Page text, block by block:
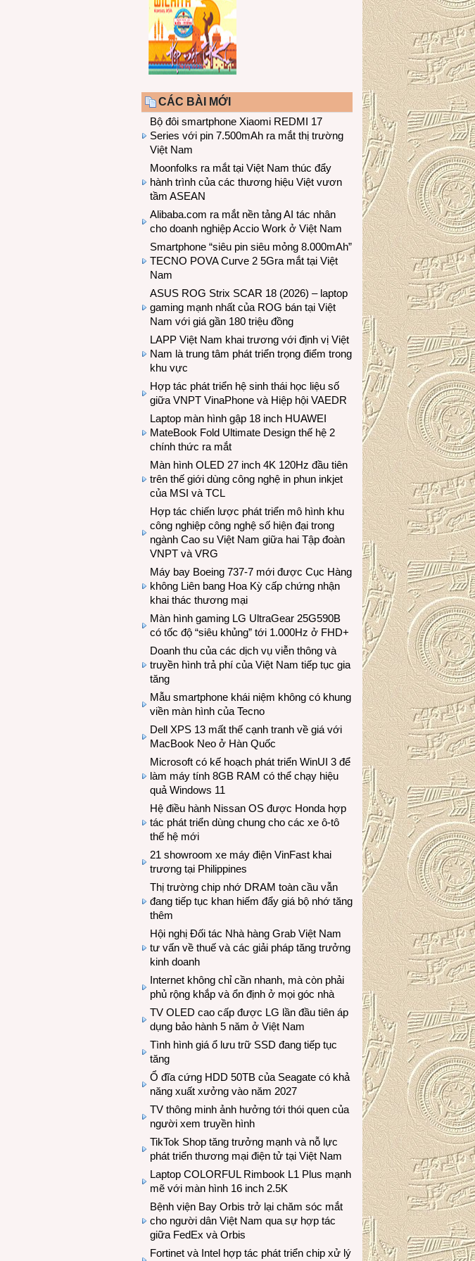
CÁC BÀI MỚI
Bộ đôi smartphone Xiaomi REDMI 17
Series với pin 7.500mAh ra mắt thị trường
Việt Nam
Moonfolks ra mắt tại Việt Nam thúc đẩy
hành trình của các thương hiệu Việt vươn
tầm ASEAN
Alibaba.com ra mắt nền tảng AI tác nhân
cho doanh nghiệp Accio Work ở Việt Nam
Smartphone “siêu pin siêu mỏng 8.000mAh”
TECNO POVA Curve 2 5Gra mắt tại Việt
Nam
ASUS ROG Strix SCAR 18 (2026) – laptop
gaming mạnh nhất của ROG bán tại Việt
Nam với giá gần 180 triệu đồng
LAPP Việt Nam khai trương với định vị Việt
Nam là trung tâm phát triển trọng điểm trong
khu vực
Hợp tác phát triển hệ sinh thái học liệu số
giữa VNPT VinaPhone và Hiệp hội VAEDR
Laptop màn hình gập 18 inch HUAWEI
MateBook Fold Ultimate Design thế hệ 2
chính thức ra mắt
Màn hình OLED 27 inch 4K 120Hz đầu tiên
trên thế giới dùng công nghệ in phun inkjet
của MSI và TCL
Hợp tác chiến lược phát triển mô hình khu
công nghiệp công nghệ số hiện đại trong
ngành Cao su Việt Nam giữa hai Tập đoàn
VNPT và VRG
Máy bay Boeing 737-7 mới được Cục Hàng
không Liên bang Hoa Kỳ cấp chứng nhận
khai thác thương mại
Màn hình gaming LG UltraGear 25G590B
có tốc độ “siêu khủng” tới 1.000Hz ở FHD+
Doanh thu của các dịch vụ viễn thông và
truyền hình trả phí của Việt Nam tiếp tục gia
tăng
Mẫu smartphone khái niệm không có khung
viền màn hình của Tecno
Dell XPS 13 mất thế cạnh tranh về giá với
MacBook Neo ở Hàn Quốc
Microsoft có kế hoạch phát triển WinUI 3 để
làm máy tính 8GB RAM có thể chạy hiệu
quả Windows 11
Hệ điều hành Nissan OS được Honda hợp
tác phát triển dùng chung cho các xe ô-tô
thế hệ mới
21 showroom xe máy điện VinFast khai
trương tại Philippines
Thị trường chip nhớ DRAM toàn cầu vẫn
đang tiếp tục khan hiếm đẩy giá bộ nhớ tăng
thêm
Hội nghị Đối tác Nhà hàng Grab Việt Nam
tư vấn về thuế và các giải pháp tăng trưởng
kinh doanh
Internet không chỉ cần nhanh, mà còn phải
phủ rộng khắp và ổn định ở mọi góc nhà
TV OLED cao cấp được LG lần đầu tiên áp
dụng bảo hành 5 năm ở Việt Nam
Tình hình giá ổ lưu trữ SSD đang tiếp tục
tăng
Ổ đĩa cứng HDD 50TB của Seagate có khả
năng xuất xưởng vào năm 2027
TV thông minh ảnh hưởng tới thói quen của
người xem truyền hình
TikTok Shop tăng trưởng mạnh và nỗ lực
phát triển thương mại điện tử tại Việt Nam
Laptop COLORFUL Rimbook L1 Plus mạnh
mẽ với màn hình 16 inch 2.5K
Bệnh viện Bay Orbis trở lại chăm sóc mắt
cho người dân Việt Nam qua sự hợp tác
giữa FedEx và Orbis
Fortinet và Intel hợp tác phát triển chip xử lý